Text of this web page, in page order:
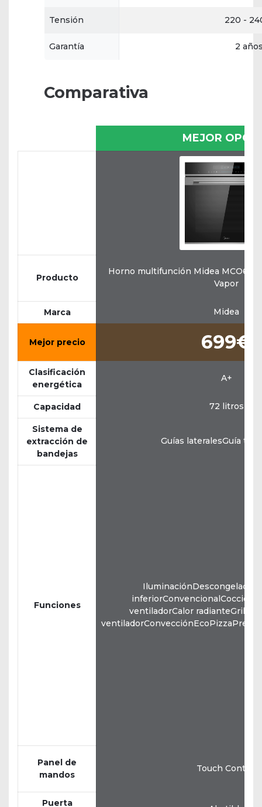
Tensión 220 -
Garantía 2
Comparativa
MEJOR
Producto
Horno multifunción Midea
Vapor
Marca Midea
Mejor precio 699€
Clasificación
energética
A+
Capacidad 72 litros
Sistema de
extracción de
bandejas
Guías lateralesGuía
Funciones
inferiorConvencionalCocción
ventiladorCalor radianteGrill
Panel de
mandos
Touch Control
Puerta